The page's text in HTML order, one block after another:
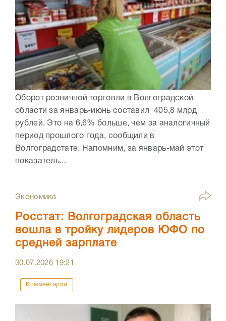
Оборот розничной торговли в Волгоградской
области за январь-июнь составил 405,8 млрд
рублей. Это на 6,6% больше, чем за аналогичный
период прошлого года, сообщили в
Волгоградстате. Напомним, за январь-май этот
показатель...
Экономика
Росстат: Волгоградская область
вошла в тройку лидеров ЮФО по
средней зарплате
30.07.2026 19:21
Комментарии